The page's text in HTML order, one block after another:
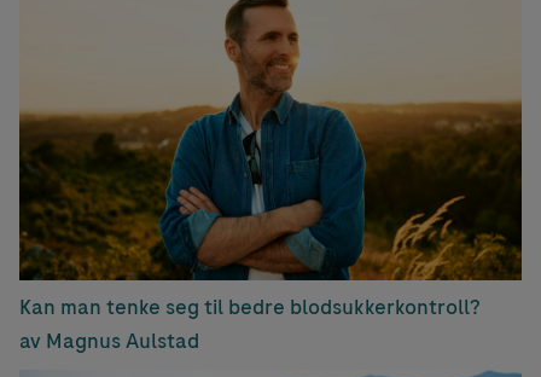
Kan man tenke seg til bedre blodsukkerkontroll?
av Magnus Aulstad